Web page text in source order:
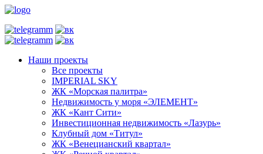
Наши проекты
Все проекты
IMPERIAL SKY
ЖК «Морская палитра»
Недвижимость у моря «ЭЛЕМЕНТ»
ЖК «Кант Сити»
Инвестиционная недвижимость «Лазурь»
Клубный дом «Титул»
ЖК «Венецианский квартал»